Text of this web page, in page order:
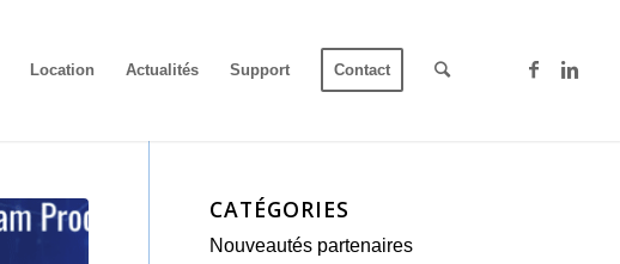
Location Actualités Support Contact
CATÉGORIES
Nouveautés partenaires